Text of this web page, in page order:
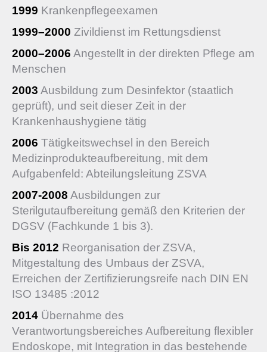
1999 Krankenpflegeexamen
1999–2000 Zivildienst im Rettungsdienst
2000–2006 Angestellt in der direkten Pflege am
Menschen
2003 Ausbildung zum Desinfektor (staatlich
geprüft), und seit dieser Zeit in der
Krankenhaushygiene tätig
2006 Tätigkeitswechsel in den Bereich
Medizinprodukteaufbereitung, mit dem
Aufgabenfeld: Abteilungsleitung ZSVA
2007-2008 Ausbildungen zur
Sterilgutaufbereitung gemäß den Kriterien der
DGSV (Fachkunde 1 bis 3).
Bis 2012 Reorganisation der ZSVA,
Mitgestaltung des Umbaus der ZSVA,
Erreichen der Zertifizierungsreife nach DIN EN
ISO 13485 :2012
2014 Übernahme des
Verantwortungsbereiches Aufbereitung flexibler
Endoskope, mit Integration in das bestehende